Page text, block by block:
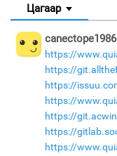
Цагаар
canectope1986
https://
https://
https://
https://
https://
https://
https://